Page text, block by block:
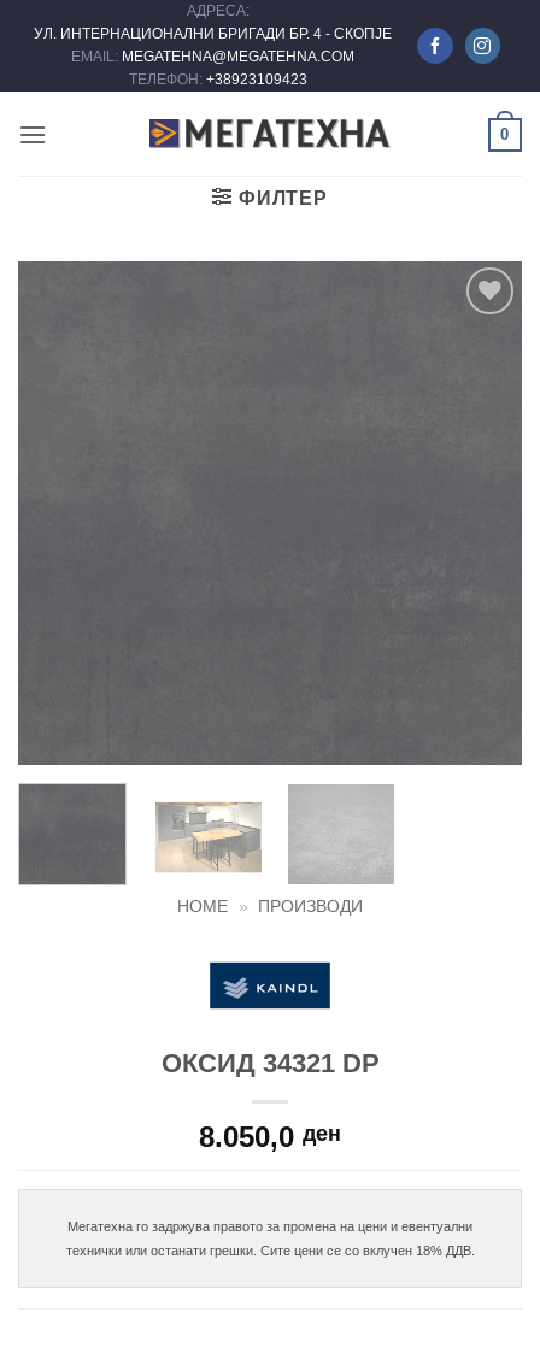
АДРЕСА:
УЛ. ИНТЕРНАЦИОНАЛНИ БРИГАДИ БР. 4 - СКОПЈЕ
EMAIL: MEGATEHNA@MEGATEHNA.COM
ТЕЛЕФОН: +38923109423
0
ФИЛТЕР
HOME » ПРОИЗВОДИ
ОКСИД 34321 DP
8.050,0 ден
Мегатехна го задржува правото за промена на цени и евентуални